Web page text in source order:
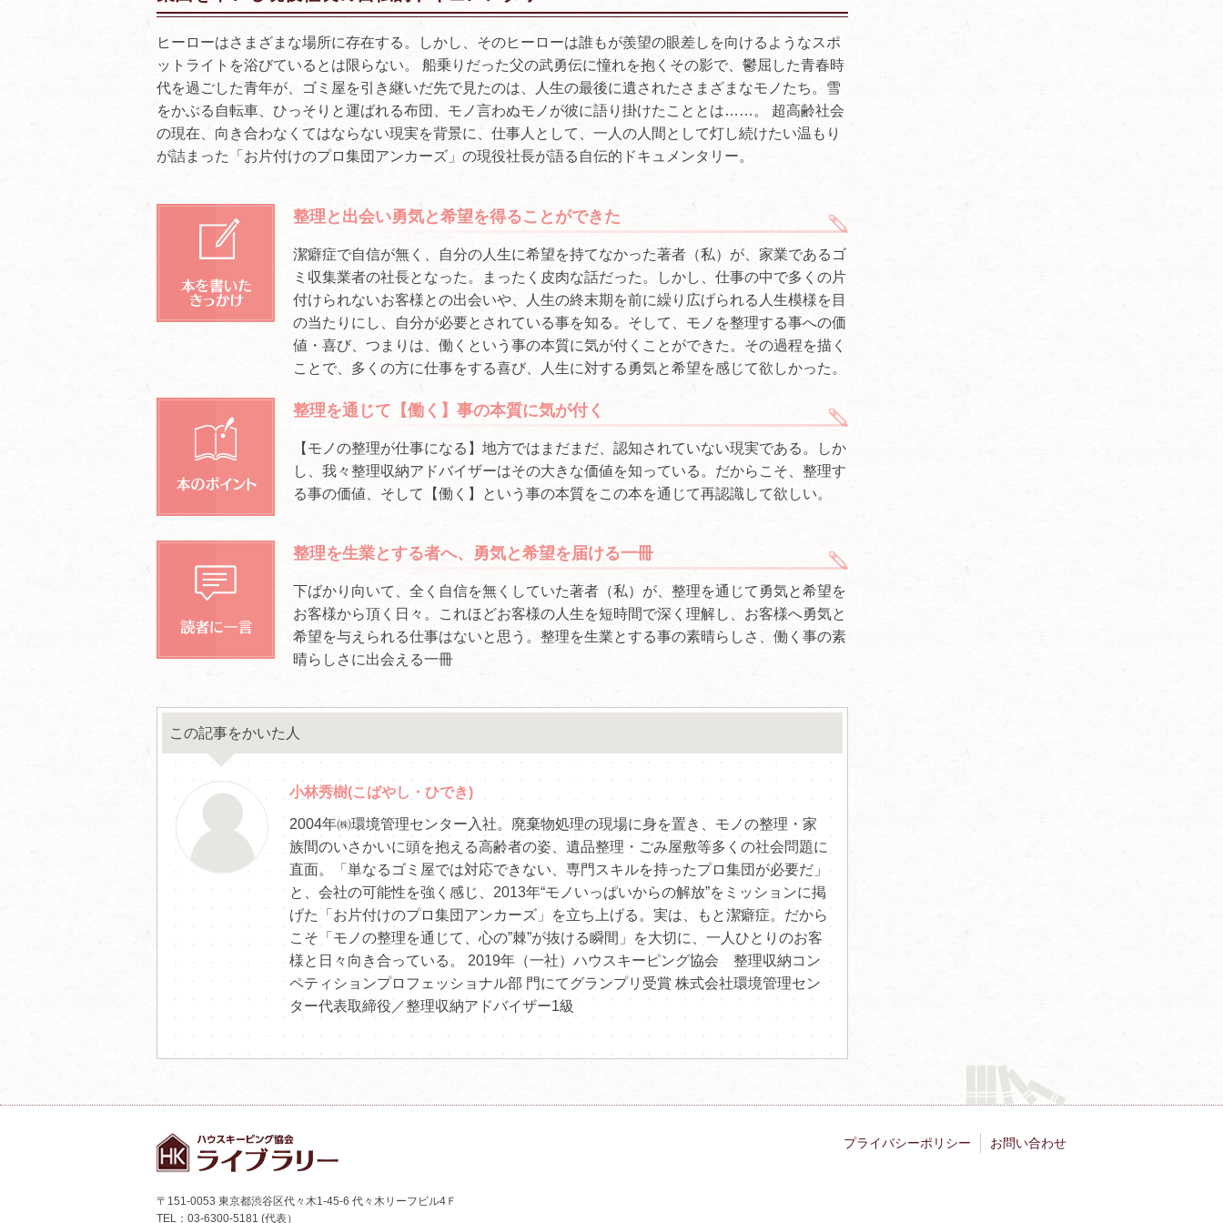
ヒーローはさまざまな場所に存在する。しかし、そのヒーローは誰もが羨望の眼差しを向けるようなスポ
ットライトを浴びているとは限らない。 船乗りだった父の武勇伝に憧れを抱くその影で、鬱屈した青春時
代を過ごした青年が、ゴミ屋を引き継いだ先で見たのは、人生の最後に遺されたさまざまなモノたち。雪
をかぶる自転車、ひっそりと運ばれる布団、モノ言わぬモノが彼に語り掛けたこととは……。 超高齢社会
の現在、向き合わなくてはならない現実を背景に、仕事人として、一人の人間として灯し続けたい温もり
が詰まった「お片付けのプロ集団アンカーズ」の現役社長が語る自伝的ドキュメンタリー。
整理と出会い勇気と希望を得ることができた
潔癖症で自信が無く、自分の人生に希望を持てなかった著者（私）が、家業であるゴ
ミ収集業者の社長となった。まったく皮肉な話だった。しかし、仕事の中で多くの片
付けられないお客様との出会いや、人生の終末期を前に繰り広げられる人生模様を目
の当たりにし、自分が必要とされている事を知る。そして、モノを整理する事への価
値・喜び、つまりは、働くという事の本質に気が付くことができた。その過程を描く
ことで、多くの方に仕事をする喜び、人生に対する勇気と希望を感じて欲しかった。
整理を通じて【働く】事の本質に気が付く
【モノの整理が仕事になる】地方ではまだまだ、認知されていない現実である。しか
し、我々整理収納アドバイザーはその大きな価値を知っている。だからこそ、整理す
る事の価値、そして【働く】という事の本質をこの本を通じて再認識して欲しい。
整理を生業とする者へ、勇気と希望を届ける一冊
下ばかり向いて、全く自信を無くしていた著者（私）が、整理を通じて勇気と希望を
お客様から頂く日々。これほどお客様の人生を短時間で深く理解し、お客様へ勇気と
希望を与えられる仕事はないと思う。整理を生業とする事の素晴らしさ、働く事の素
晴らしさに出会える一冊
この記事をかいた人
小林秀樹(こばやし・ひでき)
2004年㈱環境管理センター入社。廃棄物処理の現場に身を置き、モノの整理・家
族間のいさかいに頭を抱える高齢者の姿、遺品整理・ごみ屋敷等多くの社会問題に
直面。「単なるゴミ屋では対応できない、専門スキルを持ったプロ集団が必要だ」
と、会社の可能性を強く感じ、2013年“モノいっぱいからの解放”をミッションに掲
げた「お片付けのプロ集団アンカーズ」を立ち上げる。実は、もと潔癖症。だから
こそ「モノの整理を通じて、心の”棘”が抜ける瞬間」を大切に、一人ひとりのお客
様と日々向き合っている。 2019年（一社）ハウスキーピング協会 整理収納コン
ペティションプロフェッショナル部 門にてグランプリ受賞 株式会社環境管理セン
ター代表取締役／整理収納アドバイザー1級
プライバシーポリシー お問い合わせ
〒151-0053 東京都渋谷区代々木1-45-6 代々木リーフビル4Ｆ
TEL：03-6300-5181 (代表）